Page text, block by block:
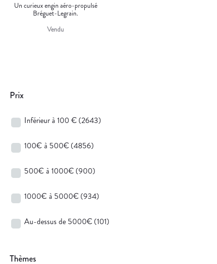
Un curieux engin aéro-propulsé
Bréguet-Legrain.
Vendu
Prix
Inférieur à 100 € (2643)
100€ à 500€ (4856)
500€ à 1000€ (900)
1000€ à 5000€ (934)
Au-dessus de 5000€ (101)
Thèmes